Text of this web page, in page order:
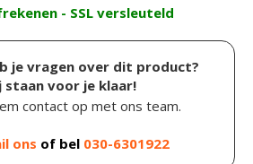
- SSL versleuteld
je vragen over dit product?
staan voor je klaar!
contact op met ons team.
ons of bel 030-6301922